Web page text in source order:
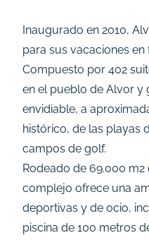
Inaugurado en 2010,
para sus vacaciones en
Compuesto por 402
en el pueblo de Alvor y
envidiable, a
histórico, de las playas
campos de golf.
Rodeado de 69.000 m2
complejo ofrece una
deportivas y de ocio,
piscina de 100 metros